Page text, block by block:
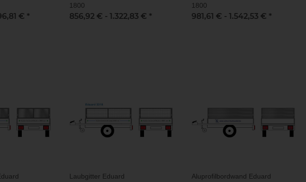
€ *
1800
856,92 € - 1.322,83 € *
1800
981,61 € - 1.542,53 € *
Laubgitter Eduard
Aluprofilbordwand Eduard